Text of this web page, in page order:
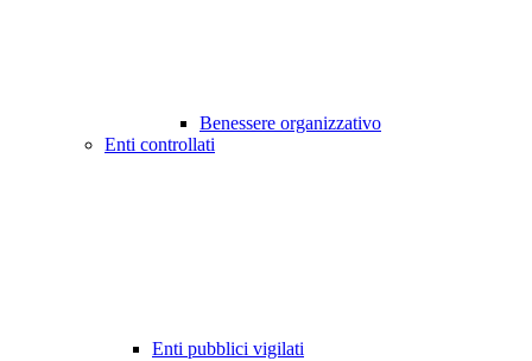
Benessere organizzativo
Enti controllati
Enti pubblici vigilati